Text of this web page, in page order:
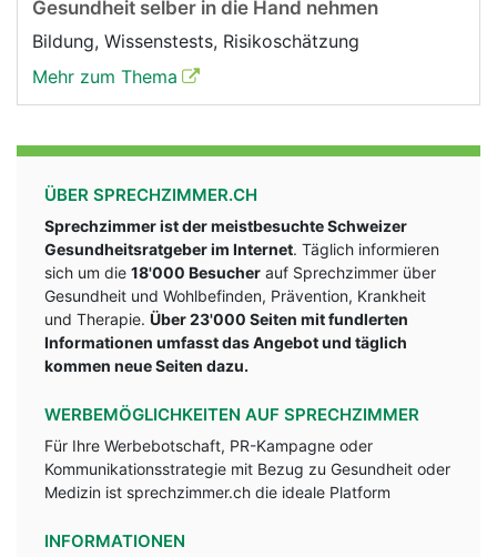
Gesundheit selber in die Hand nehmen
Bildung, Wissenstests, Risikoschätzung
Mehr zum Thema
ÜBER SPRECHZIMMER.CH
Sprechzimmer ist der meistbesuchte Schweizer
Gesundheitsratgeber im Internet. Täglich informieren
sich um die 18'000 Besucher auf Sprechzimmer über
Gesundheit und Wohlbefinden, Prävention, Krankheit
und Therapie. Über 23'000 Seiten mit fundlerten
Informationen umfasst das Angebot und täglich
kommen neue Seiten dazu.
WERBEMÖGLICHKEITEN AUF SPRECHZIMMER
Für Ihre Werbebotschaft, PR-Kampagne oder
Kommunikationsstrategie mit Bezug zu Gesundheit oder
Medizin ist sprechzimmer.ch die ideale Platform
INFORMATIONEN